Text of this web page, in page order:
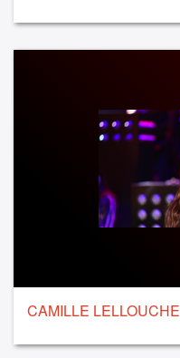
CAMILLE LELLOUCHE